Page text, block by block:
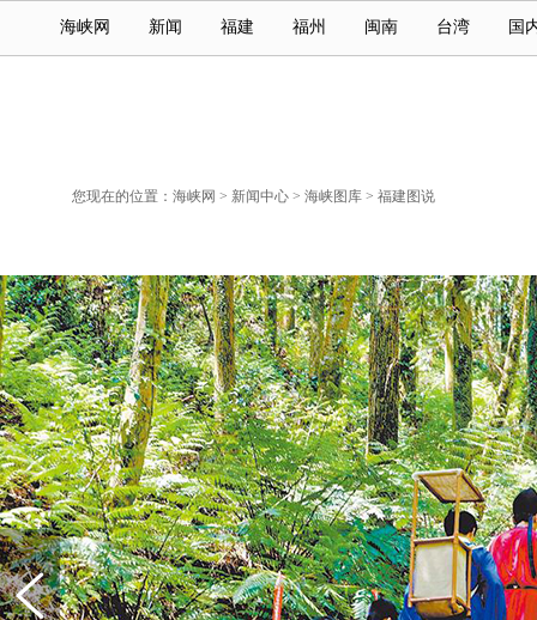
海峡网 新闻 福建 福州 闽南 台湾 国
您现在的位置： 海峡网 > 新闻中心 > 海峡图库 > 福建图说